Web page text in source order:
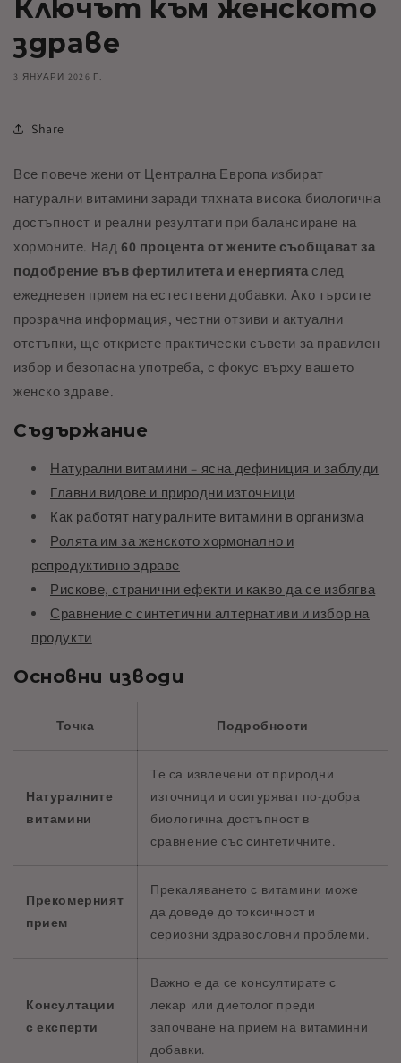
Ключът към женското
здраве
3 ЯНУАРИ 2026 Г.
Share
Все повече жени от Централна Европа избират
натурални витамини заради тяхната висока биологична
достъпност и реални резултати при балансиране на
хормоните. Над 60 процента от жените съобщават за
подобрение във фертилитета и енергиятаслед
ежедневен прием на естествени добавки. Ако търсите
прозрачна информация, честни отзиви и актуални
отстъпки, ще откриете практически съвети за правилен
избор и безопасна употреба, с фокус върху вашето
женско здраве.
Съдържание
Натурални витамини – ясна дефиниция и заблуди
Главни видове и природни източници
Как работят натуралните витамини в организма
Ролята им за женското хормонално и
репродуктивно здраве
Рискове, странични ефекти и какво да се избягва
Сравнение с синтетични алтернативи и избор на
продукти
Основни изводи
Точка Подробности
Натуралните
витамини
Те са извлечени от природни
източници и осигуряват по-добра
биологична достъпност в
сравнение със синтетичните.
Прекомерният
прием
Прекаляването с витамини може
да доведе до токсичност и
сериозни здравословни проблеми.
Консултации
с експерти
Важно е да се консултирате с
лекар или диетолог преди
започване на прием на витаминни
добавки.